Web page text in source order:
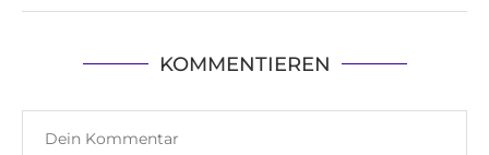
KOMMENTIEREN